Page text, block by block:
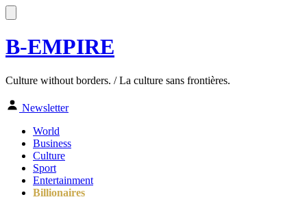
B-EMPIRE
Culture without borders. / La culture sans frontières.
Newsletter
World
Business
Culture
Sport
Entertainment
Billionaires